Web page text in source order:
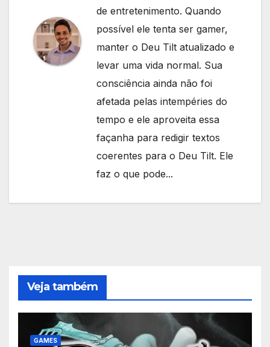
de entretenimento. Quando
possível ele tenta ser gamer,
manter o Deu Tilt atualizado e
levar uma vida normal. Sua
consciência ainda não foi
afetada pelas intempéries do
tempo e ele aproveita essa
façanha para redigir textos
coerentes para o Deu Tilt. Ele
faz o que pode...
Veja também
GAMES